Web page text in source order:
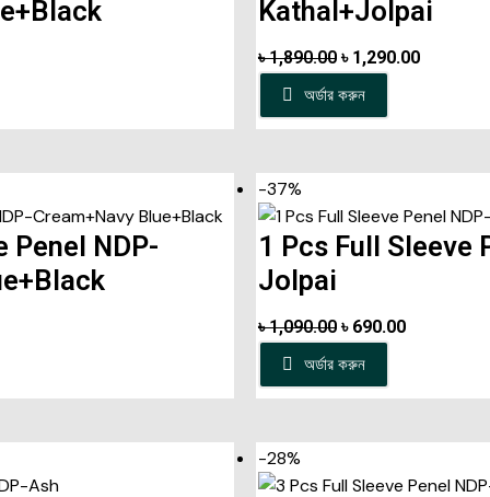
Kathal+Jolpai
৳1,890.00 ৳ 1,290.00
অর্ডার করুন
Penel NDP-
-37%
1 Pcs Full Sleeve
Jolpai
৳1,090.00 ৳ 690.00
অর্ডার করুন
-28%